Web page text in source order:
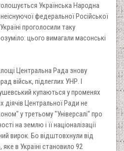
Українська Народна
федеральної Російської
проголосили таку
цього вимагали масонські
Центральна Рада знову
військ, підлеглих УНР. І
купаються у променях
діячів Центральної Ради не
у третьому "Універсалі" про
на землю і її націоналізації
вирок. Бо відштовхнули від
в Україні становило 92